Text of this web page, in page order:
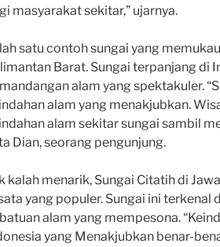
masyarakat sekitar,” ujarnya.
satu contoh sungai yang
Barat. Sungai terpanjang di
alam yang spektakuler.
alam yang menakjubkan.
alam sekitar sungai sambil
Dian, seorang pengunjung.
kalah menarik, Sungai Citatih di
yang populer. Sungai ini terkenal
alam yang mempesona.
yang Menakjubkan benar-